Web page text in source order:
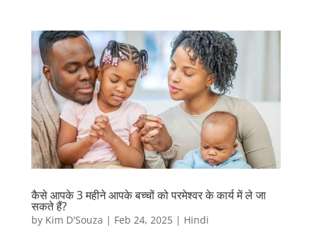
कैसे आपके 3 महीने आपके बच्चों को परमेश्वर के कार्य में ले जा
सकते हैं?
by Kim D'Souza | Feb 24, 2025| Hindi